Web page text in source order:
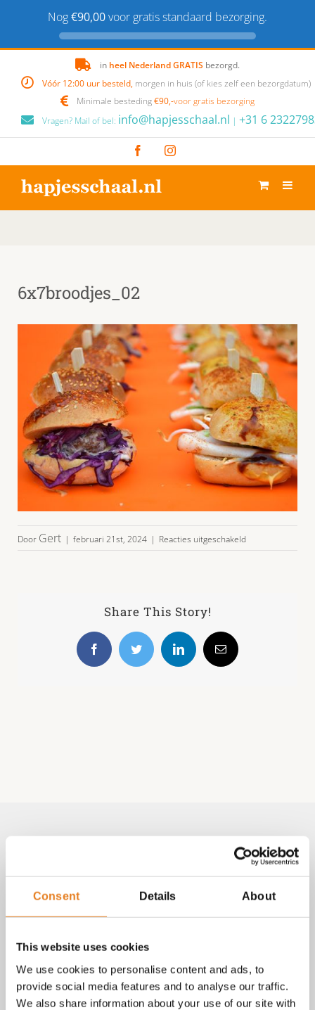
Consent Details About
This website uses cookies
We use cookies to personalise content and ads, to
provide social media features and to analyse our traffic.
We also share information about your use of our site with
Nog€90,00voor gratis standaard bezorging.
content
in heel Nederland GRATIS bezorgd.
Vóór 12:00 uur besteld, morgen in huis (of kies zelf een bezorgdatum)
Minimale besteding€90,-voor gratis bezorging
Vragen? Mail of bel: info@hapjesschaal.nl | +31 6
FacebookInstagram
6x7broodjes_02
Door Gert | februari 21st, 2024 | Reacties uitgeschakeld
6x7broodjes_02
Share This Story!
FacebookTwitter LinkedInE-
mail
Aangepast met telefoonnummer:
tot vragen over bestellingen, betalingen en leveringen.
Facebook
Instagram
E-mail
Telefoon / whatsapp: +31 6 23227983